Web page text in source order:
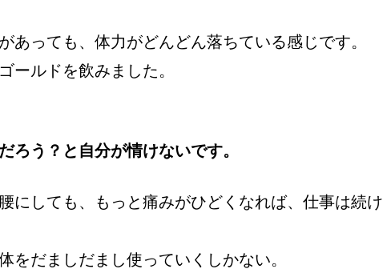
あっても、体力がどんどん落ちている感じです。
ールドを飲みました。
ろう？と自分が情けないです。
にしても、もっと痛みがひどくなれば、仕事は続け
をだましだまし使っていくしかない。